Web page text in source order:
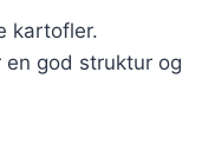
kartofler.
en god struktur og